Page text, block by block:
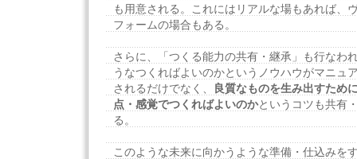
も用意される。これにはリアルな場もあれば、
フォームの場合もある。
さらに、「つくる能力の共有・継承」も行なわ
うなつくればよいのかというノウハウがマニュ
されるだけでなく、
良質なものを生み出すため
点・感覚でつくればよいのかというコツも共有
る。
このような未来に向かうような準備・仕込みを